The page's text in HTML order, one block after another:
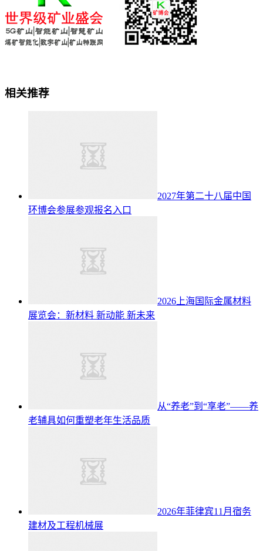
相关推荐
2027年第二十八届中国
环博会参展参观报名入口
2026上海国际金属材料
展览会：新材料 新动能 新未来
从“养老”到“享老”——养
老辅具如何重塑老年生活品质
2026年菲律宾11月宿务
建材及工程机械展